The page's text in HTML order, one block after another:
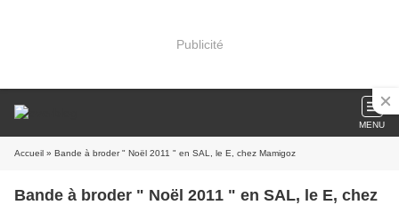
Publicité
MENU
Accueil » Bande à broder " Noël 2011 " en SAL, le E, chez Mamigoz
Bande à broder " Noël 2011 " en SAL, le E, chez